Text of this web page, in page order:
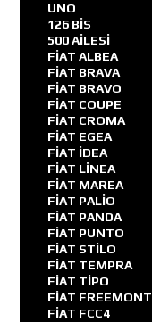
UNO
126 BİS
500 AİLESİ
FİAT ALBEA
FİAT BRAVA
FİAT BRAVO
FİAT COUPE
FİAT CROMA
FİAT EGEA
FİAT İDEA
FİAT LİNEA
FİAT MAREA
FİAT PALİO
FİAT PANDA
FİAT PUNTO
FİAT STİLO
FİAT TEMPRA
FİAT TİPO
FİAT FREEMONT
FİAT FCC4